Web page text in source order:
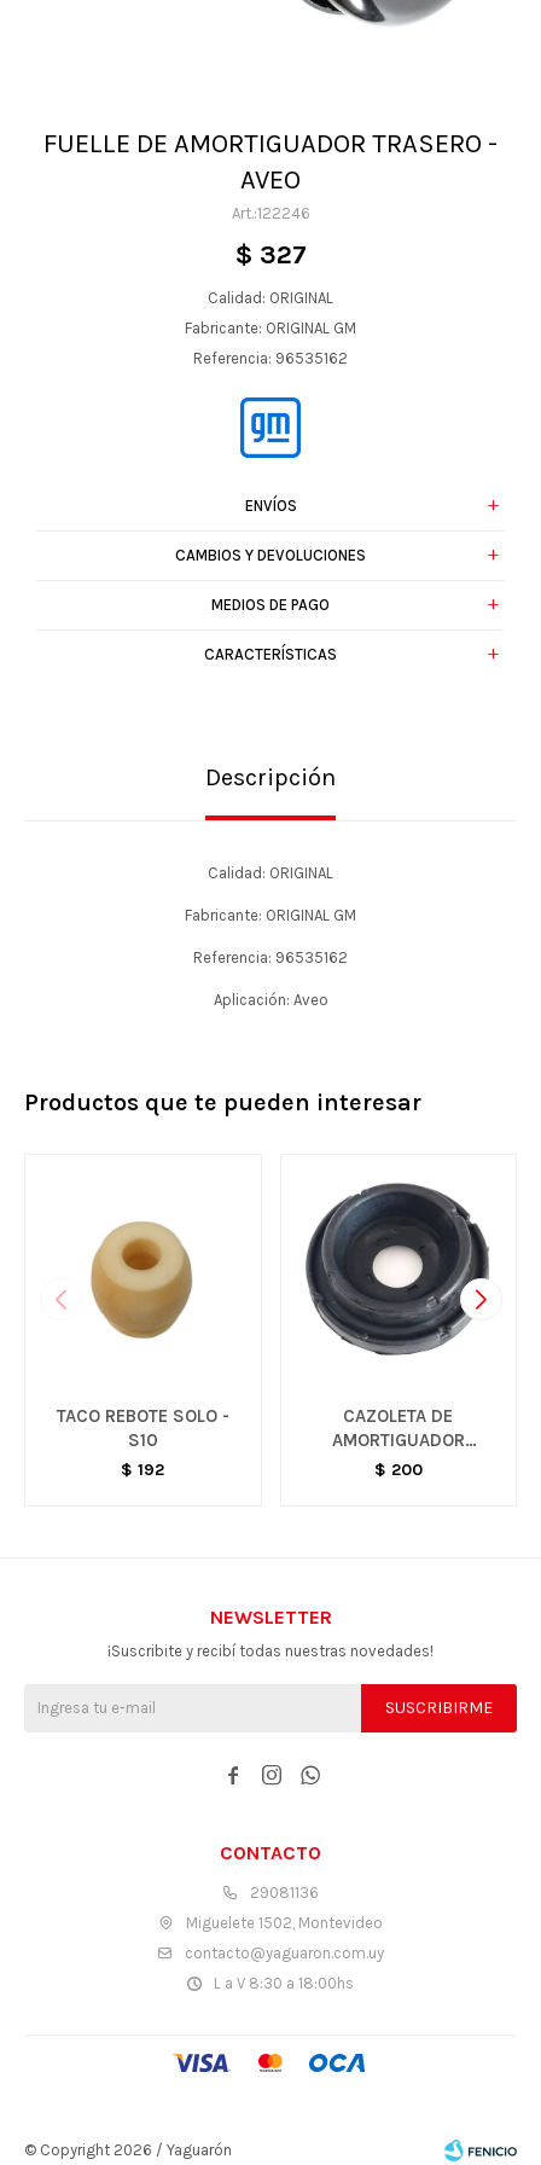
FUELLE DE AMORTIGUADOR TRASERO -
AVEO
122246
$ 327
Calidad: ORIGINAL
Fabricante: ORIGINAL GM
Referencia: 96535162
ENVÍOS
CAMBIOS Y DEVOLUCIONES
MEDIOS DE PAGO
CARACTERÍSTICAS
Descripción
Calidad: ORIGINAL
Fabricante: ORIGINAL GM
Referencia: 96535162
Aplicación: Aveo
Productos que te pueden interesar
TACO REBOTE SOLO -
S10
$ 192
CAZOLETA DE
AMORTIGUADOR
DELANTERO - SAIL
$ 200
CONTACTO
29081136
Miguelete 1502, Montevideo
contacto@yaguaron.com.uy
L a V 8:30 a 18:00hs
NEWSLETTER
¡Suscribite y recibí todas nuestras novedades!
SUSCRIBIRME
  
© Copyright 2026 / Yaguarón